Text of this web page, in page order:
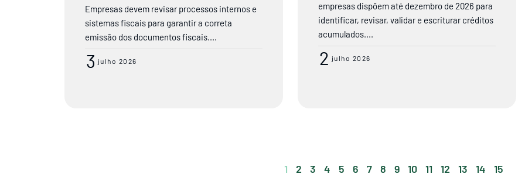
Empresas devem revisar processos internos e
sistemas fiscais para garantir a correta
emissão dos documentos fiscais....
3 julho 2026
empresas dispõem até dezembro de 2026 para
identificar, revisar, validar e escriturar créditos
acumulados....
2 julho 2026
1 2 3 4 5 6 7 8 9 10 11 12 13 14 15